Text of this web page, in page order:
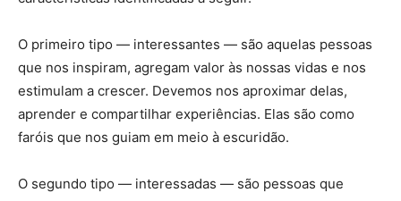
O primeiro tipo — interessantes — são aquelas pessoas
que nos inspiram, agregam valor às nossas vidas e nos
estimulam a crescer. Devemos nos aproximar delas,
aprender e compartilhar experiências. Elas são como
faróis que nos guiam em meio à escuridão.
O segundo tipo — interessadas — são pessoas que